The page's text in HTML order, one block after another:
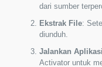
dari sumber
Ekstrak File:
diunduh.
Jalankan Aplikasi
Activator untuk